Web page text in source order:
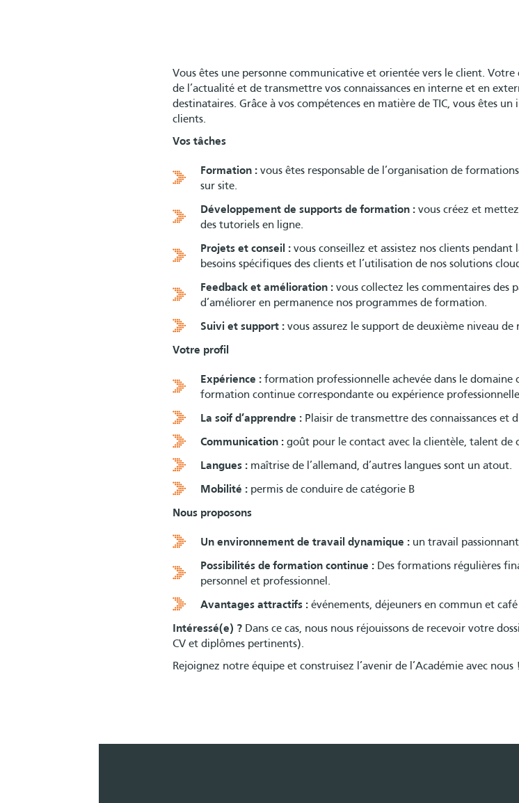
Vous êtes une personne communicative et orientée vers le client.
de l’actualité et de transmettre vos connaissances en interne et en
destinataires. Grâce à vos compétences en matière de TIC, vous êtes
clients.
Vos tâches
Formation : vous êtes responsable de l’organisation de
sur site.
Développement de supports de formation : vous créez et
des tutoriels en ligne.
Projets et conseil : vous conseillez et assistez nos clients
besoins spécifiques des clients et l’utilisation de nos solutions
Feedback et amélioration : vous collectez les commentaires des
d’améliorer en permanence nos programmes de formation.
Suivi et support : vous assurez le support de deuxième niveau
Votre profil
Expérience : formation professionnelle achevée dans le domaine
formation continue correspondante ou expérience
La soif d’apprendre : Plaisir de transmettre des connaissances et
Communication : goût pour le contact avec la clientèle, talent de
Langues : maîtrise de l’allemand, d’autres langues sont un atout.
Mobilité : permis de conduire de catégorie B
Nous proposons
Un environnement de travail dynamique : un travail
Possibilités de formation continue : Des formations régulières
personnel et professionnel.
Avantages attractifs : événements, déjeuners en commun et
Intéressé(e) ? Dans ce cas, nous nous réjouissons de recevoir votre
CV et diplômes pertinents).
Rejoignez notre équipe et construisez l’avenir de l’Académie avec nous !